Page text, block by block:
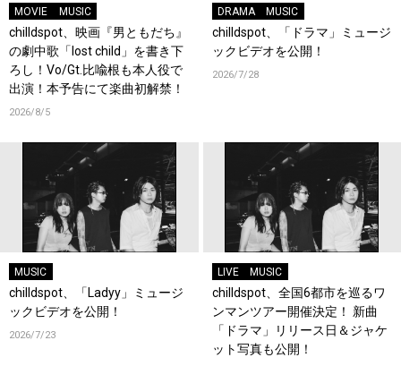
MOVIE MUSIC
chilldspot、映画『男ともだち』
の劇中歌「lost child」を書き下
ろし！Vo/Gt.比喩根も本人役で
出演！本予告にて楽曲初解禁！
2026/8/5
DRAMA MUSIC
chilldspot、「ドラマ」ミュージ
ックビデオを公開！
2026/7/28
MUSIC
chilldspot、「Ladyy」ミュージ
ックビデオを公開！
2026/7/23
LIVE MUSIC
chilldspot、全国6都市を巡るワ
ンマンツアー開催決定！ 新曲
「ドラマ」リリース日＆ジャケ
ット写真も公開！